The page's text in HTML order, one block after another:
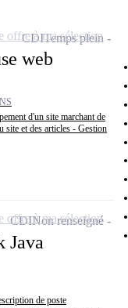
web
d'un site marchant de
site et des articles - Gestion
CDITemps plein
offre à ma sélection
Java
de poste
CDINon renseigné
offre à ma sélection